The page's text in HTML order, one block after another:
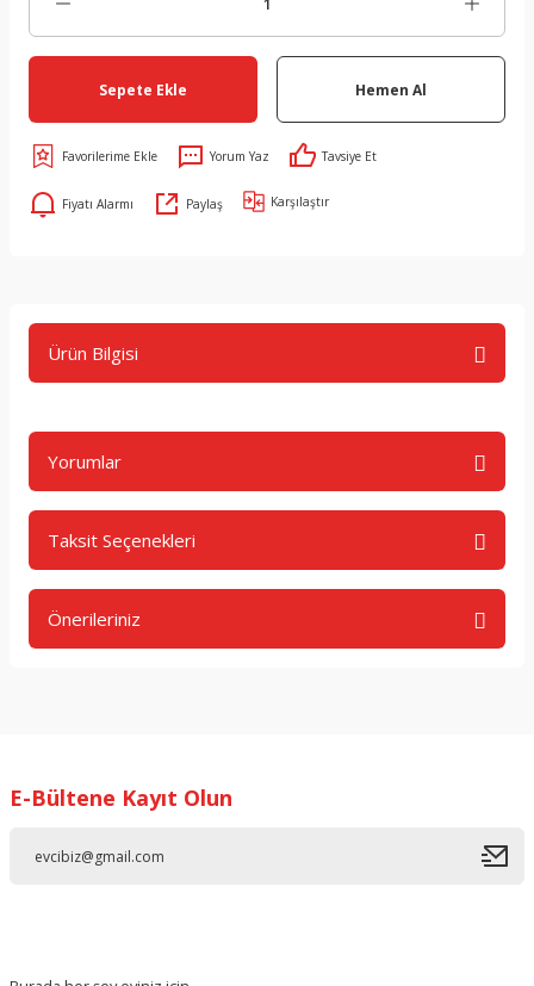
Sepete Ekle Hemen Al
Yorum Yaz Tavsiye Et
Fiyatı Alarmı Paylaş Karşılaştır
Ürün Bilgisi
Yorumlar
Taksit Seçenekleri
Önerileriniz
Ürün resmi kalitesiz, bozuk veya görüntülenemiyor.
E-Bültene Kayıt Olun